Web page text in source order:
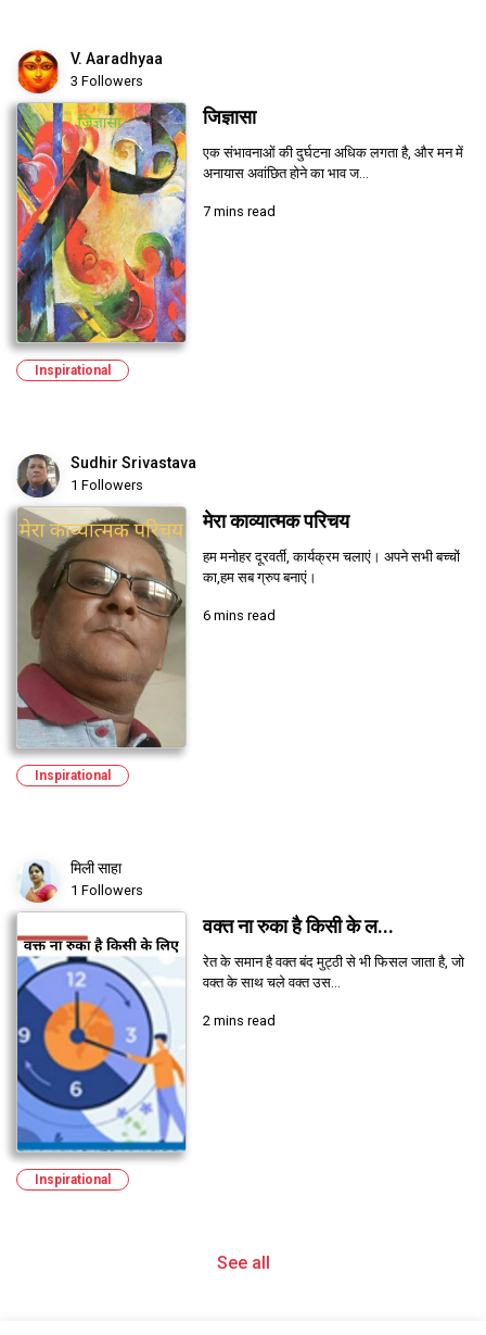
V. Aaradhyaa
3 Followers
जिज्ञासा
एक संभावनाओं की दुर्घटना अधिक लगता है, और मन में
अनायास अवांछित होने का भाव ज...
7 mins read
Inspirational
Sudhir Srivastava
1 Followers
मेरा काव्यात्मक परिचय
हम मनोहर दूरवर्ती, कार्यक्रम चलाएं। अपने सभी बच्चों
का,हम सब ग्रुप बनाएं।
6 mins read
Inspirational
मिली साहा
1 Followers
वक्त ना रुका है किसी के ल...
रेत के समान है वक्त बंद मुट्ठी से भी फिसल जाता है, जो
वक्त के साथ चले वक्त उस...
2 mins read
Inspirational
See all